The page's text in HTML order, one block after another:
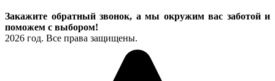
Закажите обратный звонок, а мы окружим вас заботой и
поможем с выбором!
2026 год. Все права защищены.